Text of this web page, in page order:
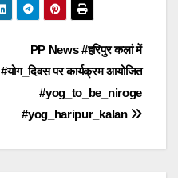
PP News #हरिपुर कलां में
#योग_दिवस पर कार्यक्रम आयोजित
#yog_to_be_niroge
#yog_haripur_kalan